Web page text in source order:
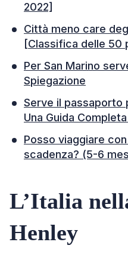
2022]
Città meno care
[Classifica delle 50
Per San Marino
Spiegazione
Serve il passaporto
Una Guida
Posso viaggiare
scadenza? (5-6
L’Italia
Henley